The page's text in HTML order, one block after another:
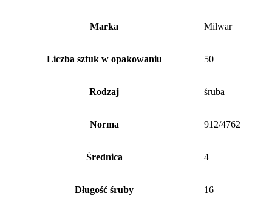
Marka Milwar
Liczba sztuk w opakowaniu 50
Rodzaj śruba
Norma 912/4762
Średnica 4
Długość śruby 16